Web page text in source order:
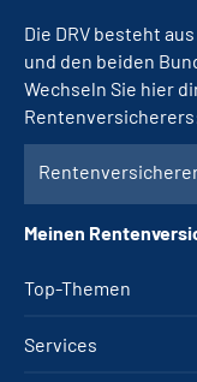
Top-Themen
Services
Die DRV besteht
und den beiden
Wechseln Sie hier
Meinen